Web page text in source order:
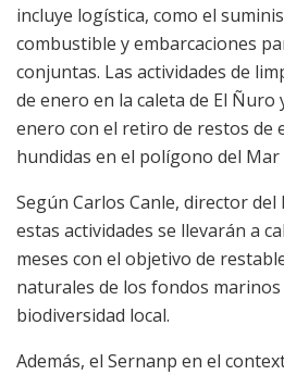
incluye logística, como el
combustible y embarcaciones
conjuntas. Las actividades de
de enero en la caleta de El Ñuro
enero con el retiro de restos de
hundidas en el polígono del Mar
Según Carlos Canle, director del
estas actividades se llevarán a
meses con el objetivo de
naturales de los fondos
biodiversidad local.
Además, el Sernanp en el